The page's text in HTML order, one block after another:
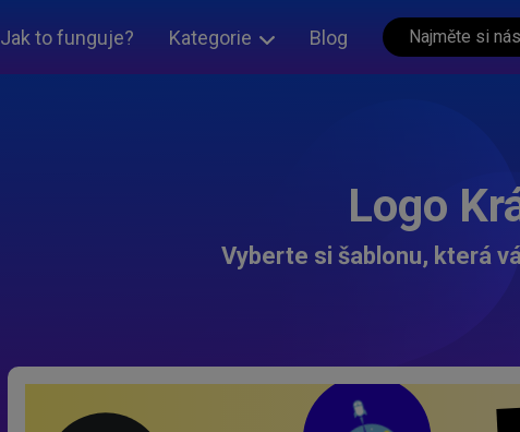
Jak to funguje? Kategorie Blog Najměte si nás
Logo
Vyberte si šablonu, která